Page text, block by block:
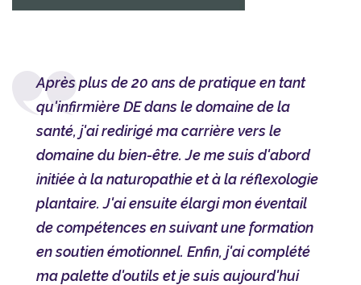
Après plus de 20 ans de pratique en tant
qu'infirmière DE dans le domaine de la
santé, j'ai redirigé ma carrière vers le
domaine du bien-être. Je me suis d'abord
initiée à la naturopathie et à la réflexologie
plantaire. J'ai ensuite élargi mon éventail
de compétences en suivant une formation
en soutien émotionnel. Enfin, j'ai complété
ma palette d'outils et je suis aujourd'hui